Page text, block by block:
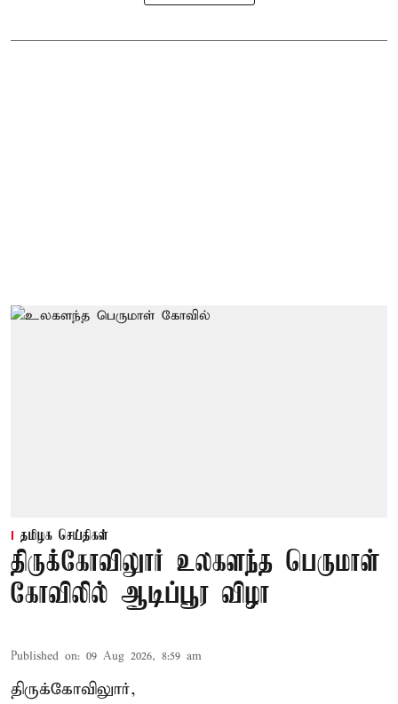
தமிழக செய்திகள்
திருக்கோவிலுார் உலகளந்த பெருமாள்
கோவிலில் ஆடிப்பூர விழா
Published on: 09 Aug 2026, 8:59 am
திருக்கோவிலுார்,